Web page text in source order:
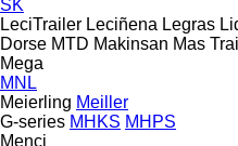
SK
LeciTrailer Leciñena Legras
Dorse MTD Makinsan Mas
Mega
MNL
Meierling Meiller
G-series MHKS MHPS
Menci